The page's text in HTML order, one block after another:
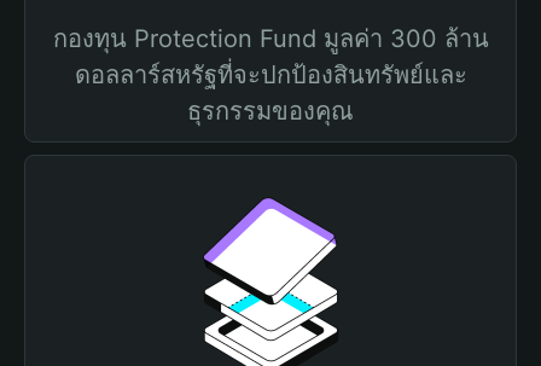
กองทุน Protection Fund มูลค่า 300 ล้าน
ดอลลาร์สหรัฐที่จะปกป้องสินทรัพย์และ
ธุรกรรมของคุณ